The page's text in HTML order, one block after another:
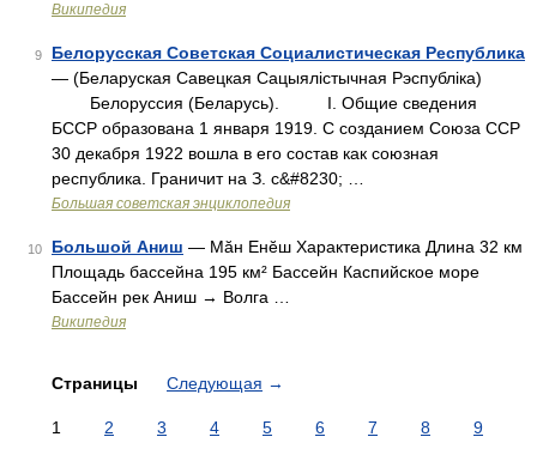
Википедия
9
Белорусская Советская Социалистическая Республика
— (Беларуская Савецкая Сацыялicтычная Рэспублiкa)
Белоруссия (Беларусь). I. Общие сведения
БССР образована 1 января 1919. С созданием Союза ССР
30 декабря 1922 вошла в его состав как союзная
республика. Граничит на З. с&#8230; …
Большая советская энциклопедия
10 Большой Аниш — Мăн Енĕш Характеристика Длина 32 км
Площадь бассейна 195 км² Бассейн Каспийское море
Бассейн рек Аниш → Волга …
Википедия
Страницы Следующая →
1 2 3 4 5 6 7 8
9